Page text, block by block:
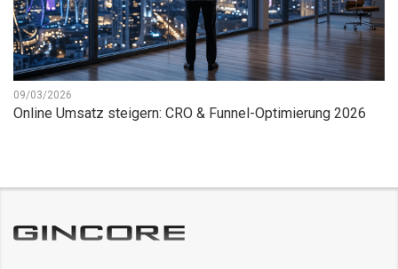
09/03/2026
Online Umsatz steigern: CRO & Funnel-Optimierung 2026